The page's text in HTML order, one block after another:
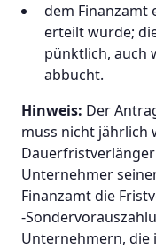
dem Finanzamt
erteilt wurde;
pünktlich, auch
abbucht.
Hinweis: Der
muss nicht jährlich
Unternehmer
Finanzamt die
-
Unternehmern, die